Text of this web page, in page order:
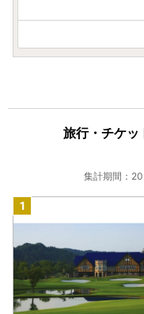
旅行・チケッ
集計期間：